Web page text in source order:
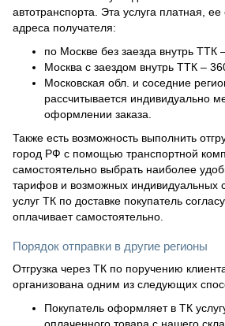
автотранспорта. Эта услуга платная, ее
адреса получателя:
по Москве без заезда внутрь ТТК
Москва с заездом внутрь ТТК –
Московская обл. и соседние
рассчитывается индивидуально
оформлении заказа.
Также есть возможность выполнить
город РФ с помощью транспортной
самостоятельно выбрать наиболее
тарифов и возможных индивидуальных
услуг ТК по доставке покупатель
оплачивает самостоятельно.
Порядок отправки в другие регионы
Отгрузка через ТК по поручению
организована одним из следующих
Покупатель оформляет в ТК
оплаченного товара с нашего